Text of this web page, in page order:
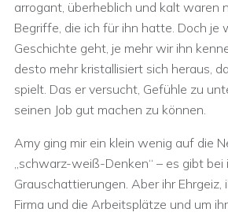
arrogant, überheblich und kalt waren
Begriffe, die ich für ihn hatte. Doch je
Geschichte geht, je mehr wir ihn
desto mehr kristallisiert sich heraus,
spielt. Das er versucht, Gefühle zu
seinen Job gut machen zu können.
Amy ging mir ein klein wenig auf die
„schwarz-weiß-Denken“ – es gibt bei
Grauschattierungen. Aber ihr Ehrgeiz,
Firma und die Arbeitsplätze und um